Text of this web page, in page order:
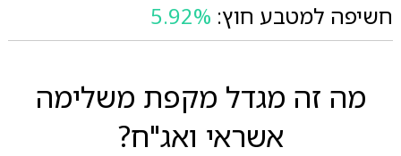
חשיפה למטבע חוץ: 5.92%
מה זה מגדל מקפת משלימה
אשראי ואג"ח?